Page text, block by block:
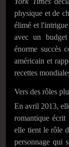
physique et de
élimé et
avec un
énorme succès
américain et
recettes
Vers des rôles
En avril 2013,
romantique
elle tient le rôle
personnage qui